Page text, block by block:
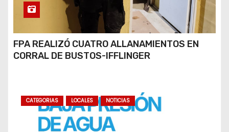
FPA REALIZÓ CUATRO ALLANAMIENTOS EN
CORRAL DE BUSTOS-IFFLINGER
CATEGORIAS LOCALES NOTICIAS